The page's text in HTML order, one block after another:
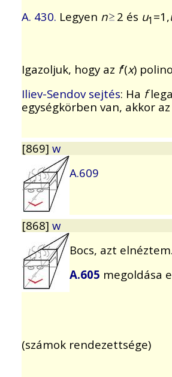
A. 430. Legyen n 2 és u1 =1,
Igazoljuk, hogy az f'(x)
Iliev-Sendov sejtés: Ha f
egységkörben van, akkor az
[869] w
A.609
[868] w
Bocs, azt elnéztem.
A.605 megoldása
(számok rendezettsége)